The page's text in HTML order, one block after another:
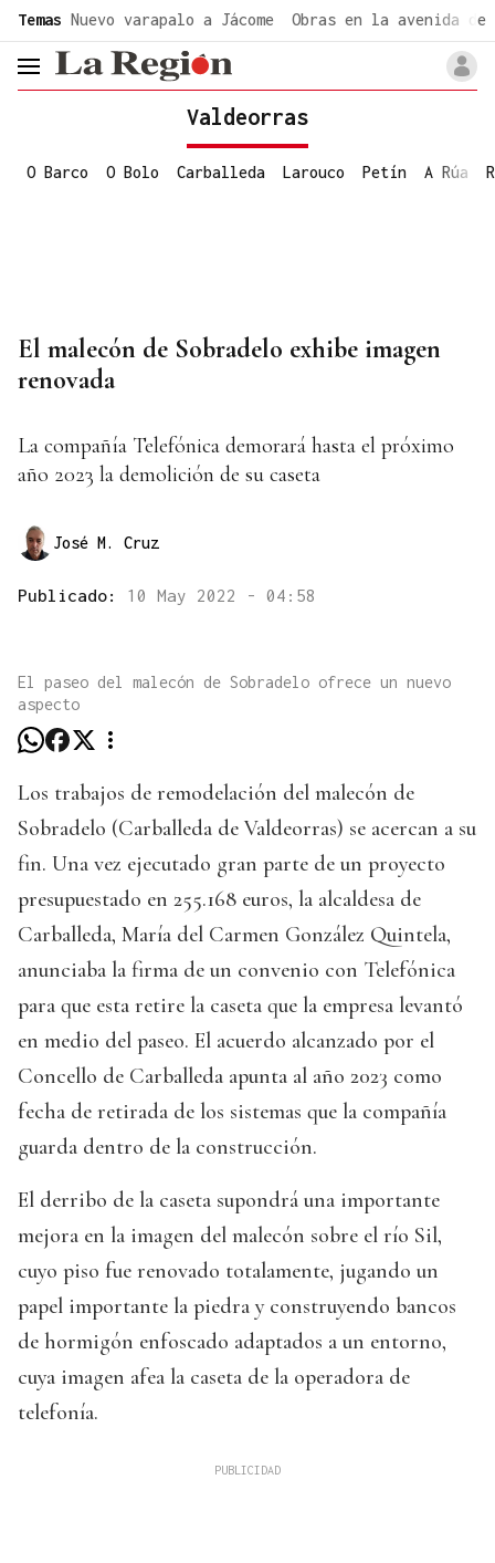
Temas Nuevo varapalo a Jácome Obras en la avenida de
header.menu.open
Valdeorras
O Barco O Bolo Carballeda Larouco Petín A Rúa
El malecón de Sobradelo exhibe imagen
renovada
La compañía Telefónica demorará hasta el próximo
año 2023 la demolición de su caseta
José M. Cruz
Publicado: 10 May 2022 - 04:58
El paseo del malecón de Sobradelo ofrece un nuevo
aspecto
Los trabajos de remodelación del malecón de
Sobradelo (Carballeda de Valdeorras) se acercan a su
fin. Una vez ejecutado gran parte de un proyecto
presupuestado en 255.168 euros, la alcaldesa de
Carballeda, María del Carmen González Quintela,
anunciaba la firma de un convenio con Telefónica
para que esta retire la caseta que la empresa levantó
en medio del paseo. El acuerdo alcanzado por el
Concello de Carballeda apunta al año 2023 como
fecha de retirada de los sistemas que la compañía
guarda dentro de la construcción.
El derribo de la caseta supondrá una importante
mejora en la imagen del malecón sobre el río Sil,
cuyo piso fue renovado totalamente, jugando un
papel importante la piedra y construyendo bancos
de hormigón enfoscado adaptados a un entorno,
cuya imagen afea la caseta de la operadora de
telefonía.